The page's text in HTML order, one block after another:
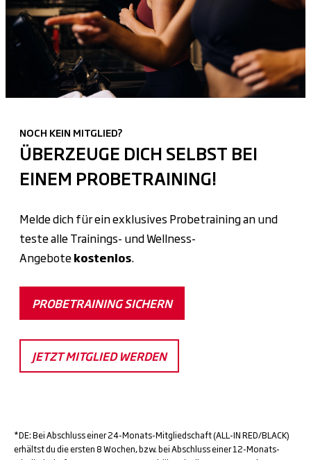
NOCH KEIN MITGLIED?
ÜBERZEUGE DICH SELBST BEI
EINEM PROBETRAINING!
Melde dich für ein exklusives Probetraining an und
teste alle Trainings- und Wellness-
Angebotekostenlos.
PROBETRAINING SICHERN
JETZT MITGLIED WERDEN
*DE: Bei Abschluss einer 24-Monats-Mitgliedschaft (ALL-IN RED/BLACK)
erhältst du die ersten 8 Wochen, bzw. bei Abschluss einer 12-Monats-